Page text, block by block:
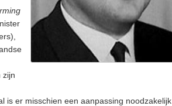
zijn
is er misschien een aanpassing noodzakelijk